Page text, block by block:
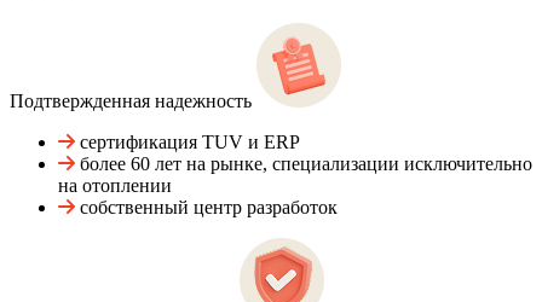
Подтвержденная надежность
сертификация TUV и ERP
более 60 лет на рынке, специализации исключительно
на отоплении
собственный центр разработок